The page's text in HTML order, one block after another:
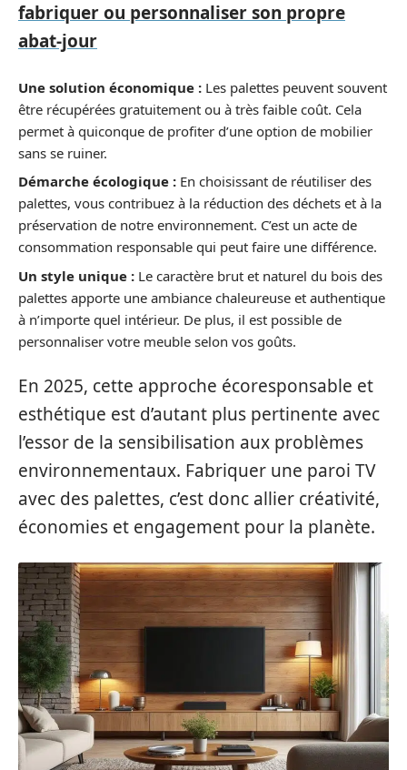
fabriquer ou personnaliser son propre
abat-jour
Une solution économique : Les palettes peuvent souvent
être récupérées gratuitement ou à très faible coût. Cela
permet à quiconque de profiter d’une option de mobilier
sans se ruiner.
Démarche écologique : En choisissant de réutiliser des
palettes, vous contribuez à la réduction des déchets et à la
préservation de notre environnement. C’est un acte de
consommation responsable qui peut faire une différence.
Un style unique : Le caractère brut et naturel du bois des
palettes apporte une ambiance chaleureuse et authentique
à n’importe quel intérieur. De plus, il est possible de
personnaliser votre meuble selon vos goûts.
En 2025, cette approche écoresponsable et
esthétique est d’autant plus pertinente avec
l’essor de la sensibilisation aux problèmes
environnementaux. Fabriquer une paroi TV
avec des palettes, c’est donc allier créativité,
économies et engagement pour la planète.